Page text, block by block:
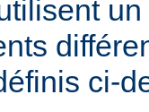
ci-